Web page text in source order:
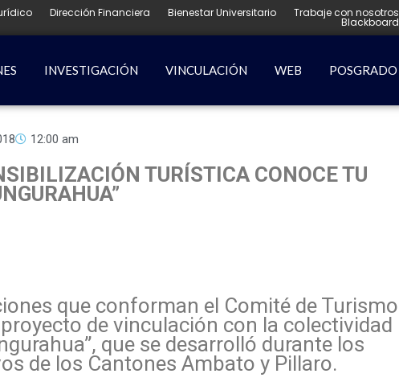
Dirección Financiera Bienestar Universitario Trabaje con nosotros
Blackboard
INVESTIGACIÓN VINCULACIÓN WEB POSGRADO
12:00 am
TURÍSTICA CONOCE TU
que conforman el Comité de Turismo
de vinculación con la colectividad
que se desarrolló durante los
de los Cantones Ambato y Pillaro.